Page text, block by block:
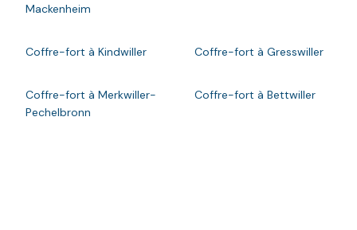
Mackenheim
Coffre-fort à Kindwiller Coffre-fort à Gresswiller
Coffre-fort à Merkwiller-
Pechelbronn
Coffre-fort à Bettwiller